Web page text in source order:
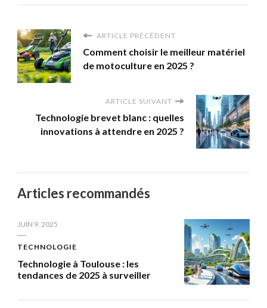
ARTICLE PRÉCÉDENT
Comment choisir le meilleur matériel
de motoculture en 2025 ?
ARTICLE SUIVANT
Technologie brevet blanc : quelles
innovations à attendre en 2025 ?
Articles recommandés
JUIN 9, 2025
TECHNOLOGIE
Technologie à Toulouse : les
tendances de 2025 à surveiller